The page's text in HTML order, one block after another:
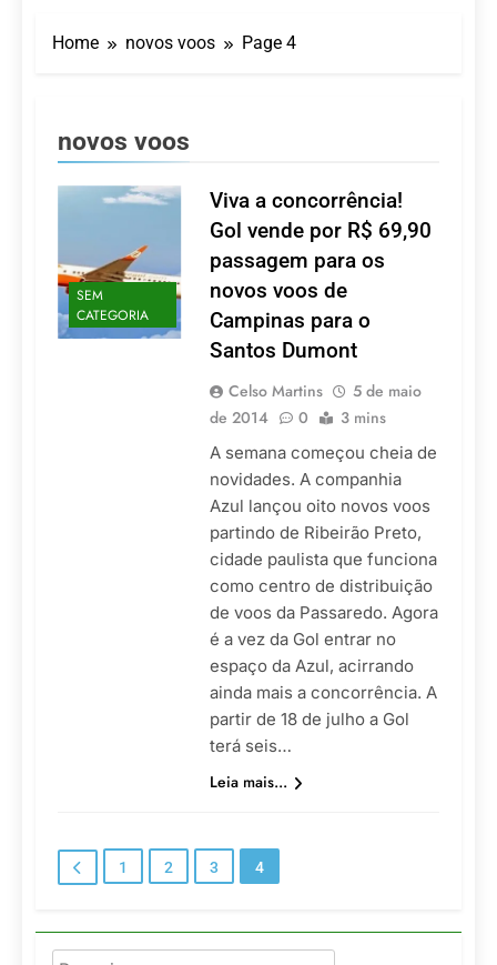
nos aeroportos da
7 De Agosto De 2026
Balanger assume
comando do Wyndham
São Paulo Ibirapuera
5 De Agosto De 2026
LATAM anuncia 42
rotas na primeira fase
de operação do
Embraer 195-E2
5 De Agosto De 2026
Azul retoma voos
diretos entre Porto
Alegre e Montevidéu
em dezembro
5 De Agosto De 2026
Home novos voos Page 4
novos voos
SEM
CATEGORIA
Viva a concorrência!
Gol vende por R$ 69,90
passagem para os
novos voos de
Campinas para o
Santos Dumont
Celso Martins
5 de maio
de 2014
0 3 mins
A semana começou cheia de
novidades. A companhia
Azul lançou oito novos voos
partindo de Ribeirão Preto,
cidade paulista que funciona
como centro de distribuição
de voos da Passaredo. Agora
é a vez da Gol entrar no
espaço da Azul, acirrando
ainda mais a concorrência. A
partir de 18 de julho a Gol
terá seis…
Leia mais...
1 2 3 4